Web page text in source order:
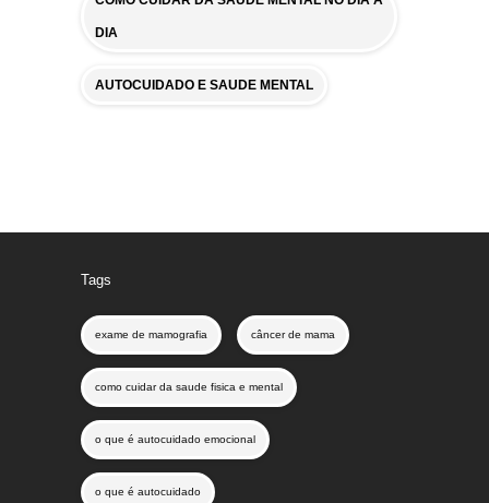
DIA
AUTOCUIDADO E SAUDE MENTAL
Tags
exame de mamografia câncer de mama
como cuidar da saude fisica e mental
o que é autocuidado emocional
o que é autocuidado